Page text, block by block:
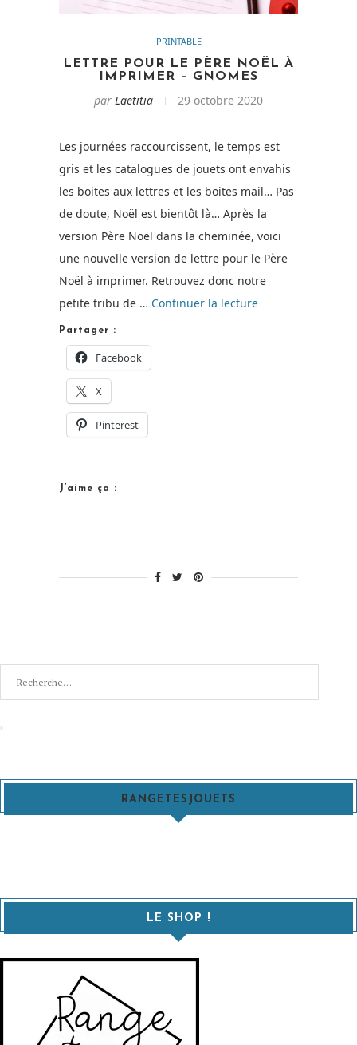
PRINTABLE
LETTRE POUR LE PÈRE NOËL À
IMPRIMER – GNOMES
par Laetitia 29 octobre 2020
Les journées raccourcissent, le temps est
gris et les catalogues de jouets ont envahis
les boites aux lettres et les boites mail… Pas
de doute, Noël est bientôt là… Après la
version Père Noël dans la cheminée, voici
une nouvelle version de lettre pour le Père
Noël à imprimer. Retrouvez donc notre
petite tribu de … Continuer la lecturede
Partager :
Facebook
X
Pinterest
J’aime ça :
pour
:
RANGETESJOUETS
LE SHOP !